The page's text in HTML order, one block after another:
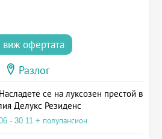
виж офертата
Разлог
се на луксозен престой в
Делукс Резиденс
- 30.11 + полупансион